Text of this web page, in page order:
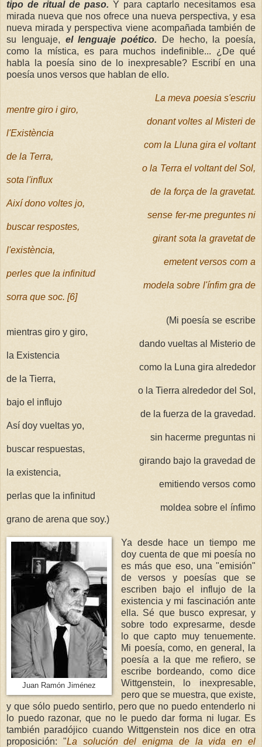
tipo de ritual de paso. Y para captarlo necesitamos esa
mirada nueva que nos ofrece una nueva perspectiva, y esa
nueva mirada y perspectiva viene acompañada también de
su lenguaje, el lenguaje poético.
De hecho, la poesía,
como la mística, es para muchos indefinible... ¿De qué
habla la poesía sino de lo inexpresable? Escribí en una
poesía unos versos que hablan de ello.
La meva poesia s'escriu
mentre giro i giro,
donant voltes al Misteri de
l'Existència
com la Lluna gira el voltant
de la Terra,
o la Terra el voltant del Sol,
sota l'influx
de la força de la gravetat.
Així dono voltes jo,
sense fer-me preguntes ni
buscar respostes,
girant sota la gravetat de
l'existència,
emetent versos com a
perles que la infinitud
modela sobre l'ínfim gra de
sorra que soc. [6]
(Mi poesía se escribe
mientras giro y giro,
dando vueltas al Misterio de
la Existencia
como la Luna gira alrededor
de la Tierra,
o la Tierra alrededor del Sol,
bajo el influjo
de la fuerza de la gravedad.
Así doy vueltas yo,
sin hacerme preguntas ni
buscar respuestas,
girando bajo la gravedad de
la existencia,
emitiendo versos como
perlas que la infinitud
moldea sobre el ínfimo
grano de arena que soy.)
Juan Ramón Jiménez
Ya desde hace un tiempo me
doy cuenta de que mi poesía no
es más que eso, una "emisión"
de versos y poesías que se
escriben bajo el influjo de la
existencia y mi fascinación ante
ella. Sé que busco expresar, y
sobre todo expresarme, desde
lo que capto muy tenuemente.
Mi poesía, como, en general, la
poesía a la que me refiero, se
escribe bordeando, como dice
Wittgenstein, lo inexpresable,
pero que se muestra, que existe,
y que sólo puedo sentirlo, pero que no puedo entenderlo ni
lo puedo razonar, que no le puedo dar forma ni lugar. Es
también paradójico cuando Wittgenstein nos dice en otra
proposición: "La solución del enigma de la vida en el